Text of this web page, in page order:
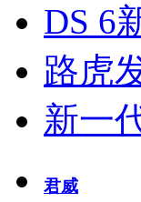
DS 6
路虎
新一
君威